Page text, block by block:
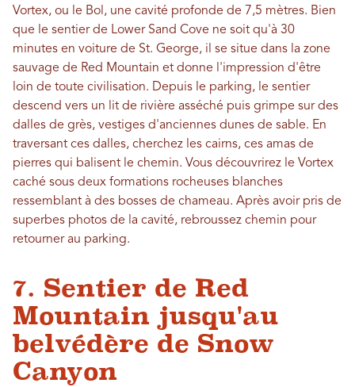
Vortex, ou le Bol, une cavité profonde de 7,5 mètres. Bien
que le sentier de Lower Sand Cove ne soit qu'à 30
minutes en voiture de St. George, il se situe dans la zone
sauvage de Red Mountain et donne l'impression d'être
loin de toute civilisation. Depuis le parking, le sentier
descend vers un lit de rivière asséché puis grimpe sur des
dalles de grès, vestiges d'anciennes dunes de sable. En
traversant ces dalles, cherchez les cairns, ces amas de
pierres qui balisent le chemin. Vous découvrirez le Vortex
caché sous deux formations rocheuses blanches
ressemblant à des bosses de chameau. Après avoir pris de
superbes photos de la cavité, rebroussez chemin pour
retourner au parking.
7. Sentier de Red
Mountain jusqu'au
belvédère de Snow
Canyon